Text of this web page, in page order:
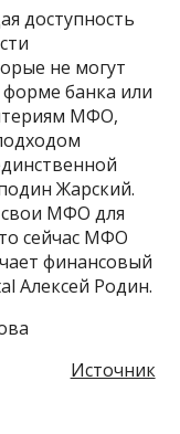
доступность
не могут
банка или
МФО,
Жарский.
свои МФО для
сейчас МФО
финансовый
Алексей Родин.
Источник